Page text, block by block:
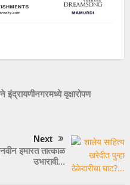
इंद्रायणीनगरमध्ये वृक्षारोपण
Next
इमारत तात्काळ
उभारावी…